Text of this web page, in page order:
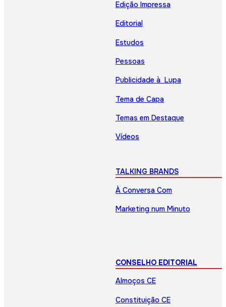
Edição Impressa
Editorial
Estudos
Pessoas
Publicidade à Lupa
Tema de Capa
Temas em Destaque
Vídeos
TALKING BRANDS
À Conversa Com
Marketing num Minuto
CONSELHO EDITORIAL
Almoços CE
Constituição CE